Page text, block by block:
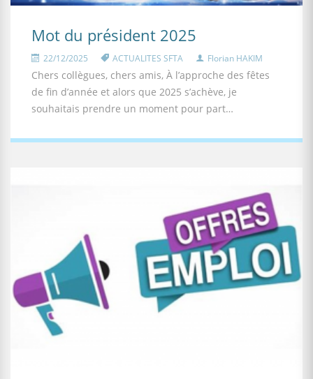
Mot du président 2025
22/12/2025 ACTUALITES SFTA Florian HAKIM
Chers collègues, chers amis, À l’approche des fêtes
de fin d’année et alors que 2025 s’achève, je
souhaitais prendre un moment pour part…